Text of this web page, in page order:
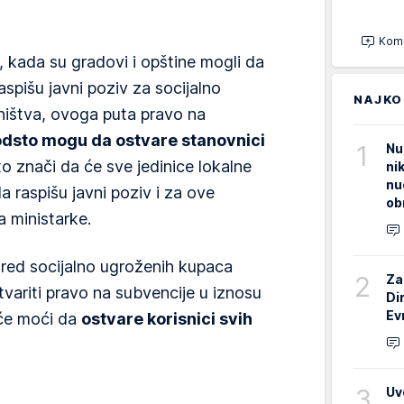
kada su gradovi i opštine mogli da
javni poziv za socijalno
ovoga puta pravo na
mogu da ostvare stanovnici
znači da će sve jedinice lokalne
raspišu javni poziv i za ove
ministarke.
socijalno ugroženih kupaca
pravo na subvencije u iznosu
moći da ostvare korisnici svih
1
2